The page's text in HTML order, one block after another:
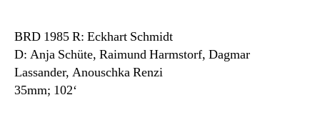
BRD 1985 R: Eckhart Schmidt
D: Anja Schüte, Raimund Harmstorf, Dagmar
Lassander, Anouschka Renzi
35mm; 102‘